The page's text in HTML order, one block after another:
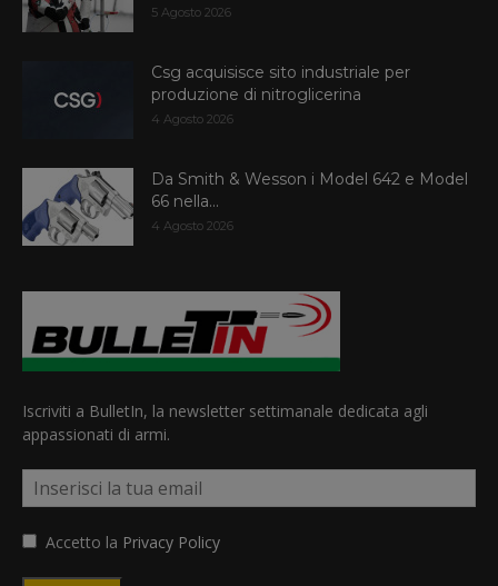
5 Agosto 2026
Csg acquisisce sito industriale per
produzione di nitroglicerina
4 Agosto 2026
Da Smith & Wesson i Model 642 e Model
66 nella...
4 Agosto 2026
Iscriviti a BulletIn, la newsletter settimanale dedicata agli
appassionati di armi.
Accetto la Privacy Policy